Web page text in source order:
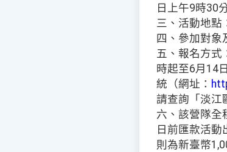
日上午9時30
三、活動地點
四、參加對象
五、報名方式
時起至6月14
統（網址：
請查詢「淡江
六、該營隊全
日前匯款活
則為新臺幣